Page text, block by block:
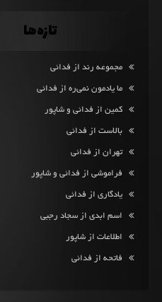
تازه‌ها
مجموعه رند از فدائی
ما یادمون نمی‌ره از فدائی
کمین از فدائی و شاپور
بالاست از فدائی
تهران از فدائی
فراموشی از فدائی و شاپور
یادگاری از فدائی
اسم ابدی از سجاد رجبی
اطلاعات از شاپور
فاتحه از فدائی